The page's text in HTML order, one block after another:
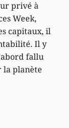
privé à
Week,
capitaux, il
Il y
fallu
planète